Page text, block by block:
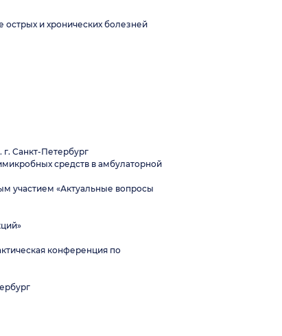
и хронических болезней
Санкт-Петербург
средств в амбулаторной
участием «Актуальные вопросы
конференция по